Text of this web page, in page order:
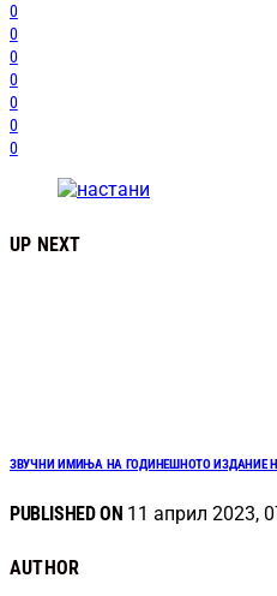
0
0
0
0
0
0
0
UP NEXT
ЗВУЧНИ ИМИЊА НА ГОДИНЕШНОТО ИЗДАНИЕ
PUBLISHED ON 11 април 2023,
AUTHOR